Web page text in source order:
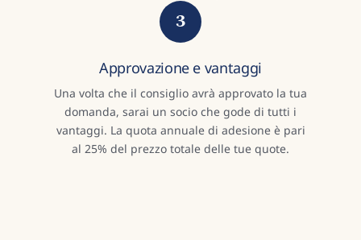
3
Approvazione e vantaggi
Una volta che il consiglio avrà approvato la tua
domanda, sarai un socio che gode di tutti i
vantaggi. La quota annuale di adesione è pari
al 25% del prezzo totale delle tue quote.